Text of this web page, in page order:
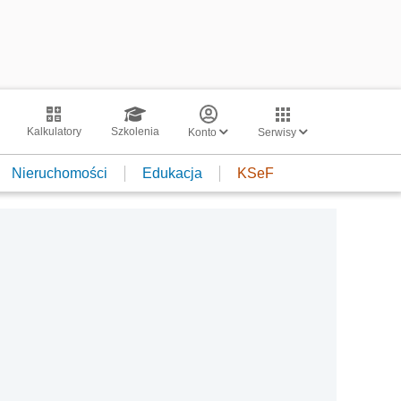
Kalkulatory Szkolenia Konto Serwisy
Nieruchomości Edukacja KSeF